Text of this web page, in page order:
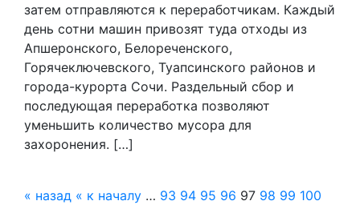
затем отправляются к переработчикам. Каждый
день сотни машин привозят туда отходы из
Апшеронского, Белореченского,
Горячеключевского, Туапсинского районов и
города-курорта Сочи. Раздельный сбор и
последующая переработка позволяют
уменьшить количество мусора для
захоронения. […]
« назад « к началу … 93 94 95 96 97 98 99 100